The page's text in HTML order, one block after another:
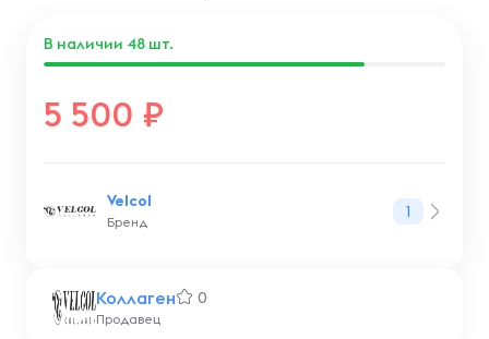
Коллаген 0
Продавец
5 500
В наличии 48 шт.
Velcol
Бренд
1